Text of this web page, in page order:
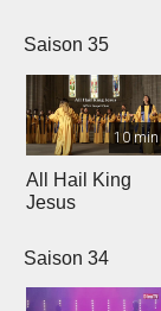
Saison 35
10 min
All Hail King
Jesus
Saison 34